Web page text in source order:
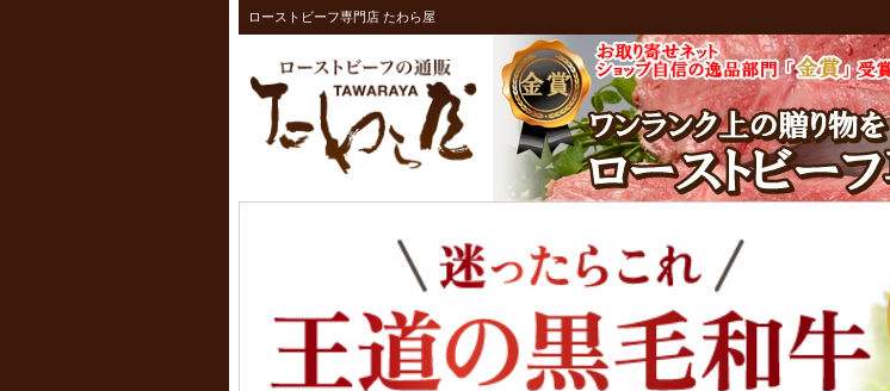
ローストビーフ専門店 たわら屋